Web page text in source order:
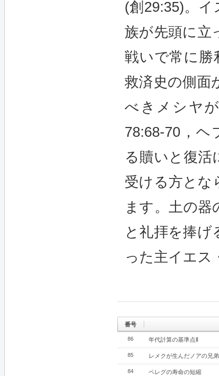
(創29:35)。
族が先頭に立
戦いで常に勝
救済史の側面
べきメシヤ
78:68-70，ヘ
る贖いと復活
受ける方とな
ます。土の
と礼拝を捧
った主イエス
番号
86 年代計算の基準点Ⅱ
85 レメクが生んだノアの兄
84 ペレグの寿命の短縮